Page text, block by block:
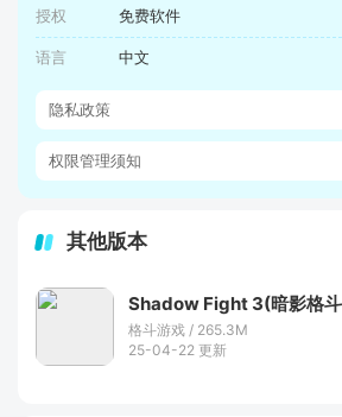
授权 免费软件
语言 中文
隐私政策
权限管理须知
其他版本
格斗游戏 / 265.3M
25-04-22 更新